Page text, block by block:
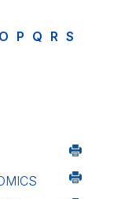
O P Q R S